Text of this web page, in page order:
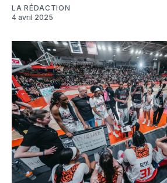
LA RÉDACTION
4 avril 2025